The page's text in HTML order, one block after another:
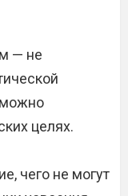
— не
целях.
чего не могут